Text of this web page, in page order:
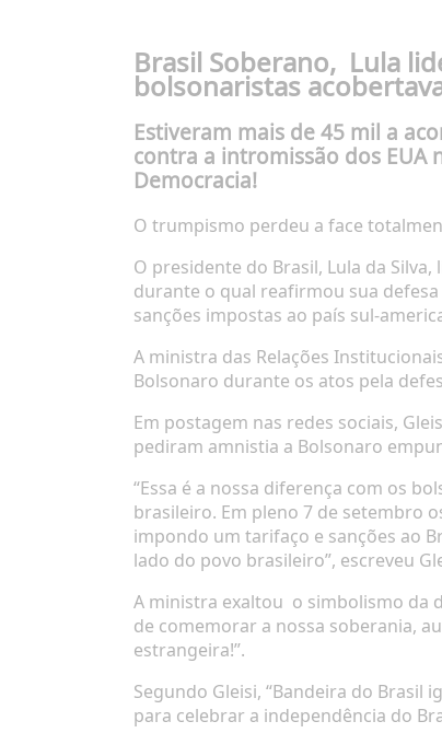
Brasil Soberano, Lula
bolsonaristas
Estiveram mais de 45 mil a
contra a intromissão dos
Democracia!
O trumpismo perdeu a face
O presidente do Brasil, Lula da
durante o qual reafirmou sua
sanções impostas ao país sul-
A ministra das Relações
Bolsonaro durante os atos pela
Em postagem nas redes sociais,
pediram amnistia a Bolsonaro
“Essa é a nossa diferença com os
brasileiro. Em pleno 7 de setembro
impondo um tarifaço e sanções ao
lado do povo brasileiro”, escreveu
A ministra exaltou o simbolismo da
de comemorar a nossa soberania,
estrangeira!”.
Segundo Gleisi, “Bandeira do Brasil
para celebrar a independência do